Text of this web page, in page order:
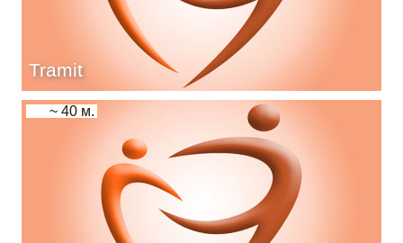
Tramit
~ 40 м.